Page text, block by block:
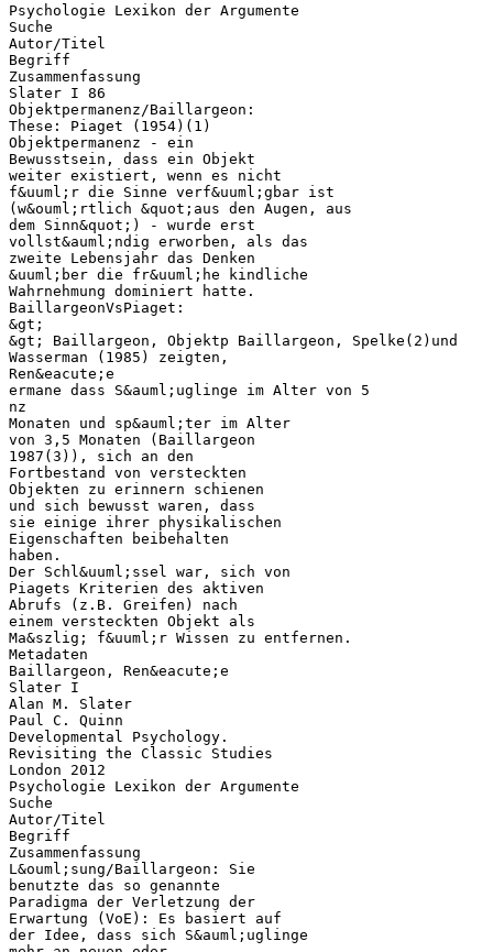
Psychologie Lexikon der Argumente
Suche
Autor/Titel
Begriff
Zusammenfassung
Slater I 86
Objektpermanenz/Baillargeon:
These: Piaget (1954)(1)
Objektpermanenz - ein
Bewusstsein, dass ein Objekt
weiter existiert, wenn es nicht
f&uuml;r die Sinne verf&uuml;gbar ist
(w&ouml;rtlich &quot;aus den Augen, aus
dem Sinn&quot;) - wurde erst
vollst&auml;ndig erworben, als das
zweite Lebensjahr das Denken
&uuml;ber die fr&uuml;he kindliche
Wahrnehmung dominiert hatte.
BaillargeonVsPiaget:
&gt;
&gt; Baillargeon, Objektp Baillargeon, Spelke(2)und
Wasserman (1985) zeigten,
Ren&eacute;e
ermane dass S&auml;uglinge im Alter von 5
nz
Monaten und sp&auml;ter im Alter
von 3,5 Monaten (Baillargeon
1987(3)), sich an den
Fortbestand von versteckten
Objekten zu erinnern schienen
und sich bewusst waren, dass
sie einige ihrer physikalischen
Eigenschaften beibehalten
haben.
Der Schl&uuml;ssel war, sich von
Piagets Kriterien des aktiven
Abrufs (z.B. Greifen) nach
einem versteckten Objekt als
Ma&szlig; f&uuml;r Wissen zu entfernen.
Metadaten
Baillargeon, Ren&eacute;e
Slater I
Alan M. Slater
Paul C. Quinn
Developmental Psychology.
Revisiting the Classic Studies
London 2012
Psychologie Lexikon der Argumente
Suche
Autor/Titel
Begriff
Zusammenfassung
L&ouml;sung/Baillargeon: Sie
benutzte das so genannte
Paradigma der Verletzung der
Erwartung (VoE): Es basiert auf
der Idee, dass sich S&auml;uglinge